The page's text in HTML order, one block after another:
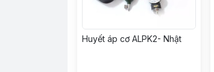
Huyết áp cơ ALPK2- Nhật